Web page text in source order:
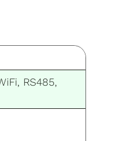
RS485,